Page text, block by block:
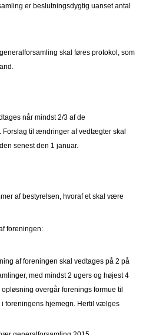
er beslutningsdygtig uanset antal
skal føres protokol, som
når mindst 2/3 af de
Forslag til ændringer af vedtægter skal
senest den 1 januar.
af bestyrelsen, hvoraf et skal være
foreningen:
af foreningen skal vedtages på 2 på
med mindst 2 ugers og højest 4
overgår forenings formue til
foreningens hjemegn. Hertil vælges